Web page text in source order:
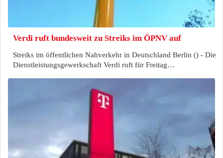
Verdi ruft bundesweit zu Streiks im ÖPNV auf
Streiks im öffentlichen Nahverkehr in Deutschland Berlin () - Die
Dienstleistungsgewerkschaft Verdi ruft für Freitag…